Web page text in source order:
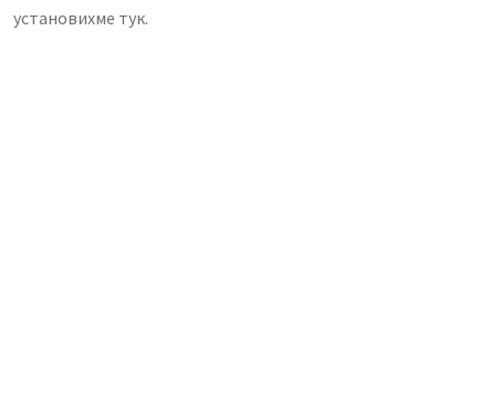
установихме тук.